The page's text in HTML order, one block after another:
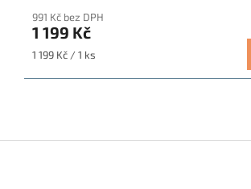
produktu
je
5,0
5
991 Kč bez DPH
1 199 Kč
Měrná
1 199 Kč / 1 ks